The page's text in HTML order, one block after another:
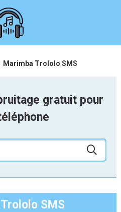
Marimba Trololo SMS
gratuit pour
SMS